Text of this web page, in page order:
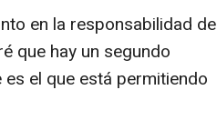
en la responsabilidad de
que hay un segundo
el que está permitiendo